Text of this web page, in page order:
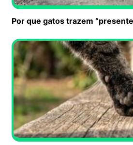
Por que gatos trazem